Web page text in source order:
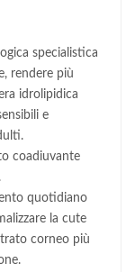
specialistica
rendere più
idrolipidica
e
coadiuvante
quotidiano
la cute
corneo più